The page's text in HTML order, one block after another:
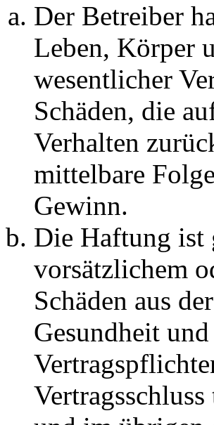
Der Betreiber
Leben, Körper
wesentlicher
Schäden, die
Verhalten
mittelbare
Gewinn.
Die Haftung ist
vorsätzlichem
Schäden aus
Gesundheit